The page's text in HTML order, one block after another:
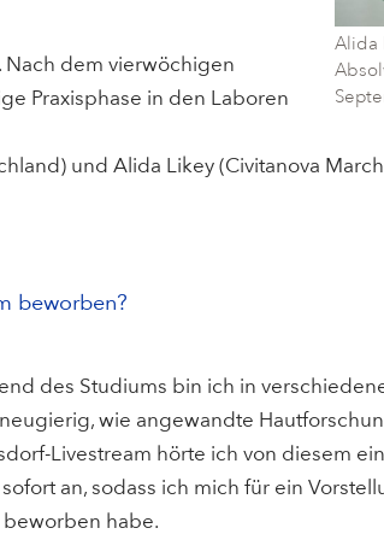
Alida
Nach dem vierwöchigen
Praxisphase in den Laboren
und Alida Likey (Civitanova
beworben?
des Studiums bin ich in
wie angewandte
Livestream hörte ich von diesem
an, sodass ich mich für ein
beworben habe.